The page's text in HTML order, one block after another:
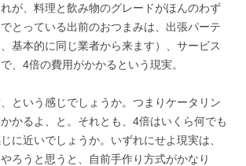
が、料理と飲み物のグレードがほんのわず
とっている出前のおつまみは、出張パーテ
基本的に同じ業者から来ます）、サービス
、4倍の費用がかかるという現実。
という感じでしょうか。つまりケータリン
かるよ、と。それとも、4倍はいくら何でも
に近いでしょうか。いずれにせよ現実は、
ろうと思うと、自前手作り方式がかなり